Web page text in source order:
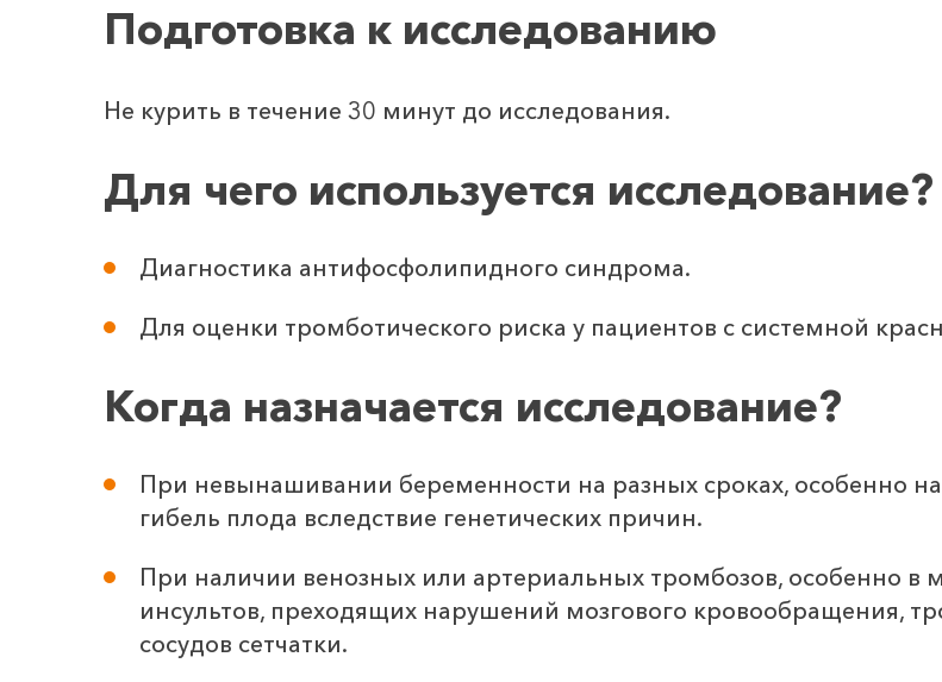
Подготовка к исследованию
Не курить в течение 30 минут до исследования.
Для чего используется исследование?
Диагностика антифосфолипидного синдрома.
Для оценки тромботического риска у пациентов с системной
Когда назначается исследование?
При невынашивании беременности на разных сроках, особенно
гибель плода вследствие генетических причин.
При наличии венозных или артериальных тромбозов, особенно в
инсультов, преходящих нарушений мозгового кровообращения,
сосудов сетчатки.